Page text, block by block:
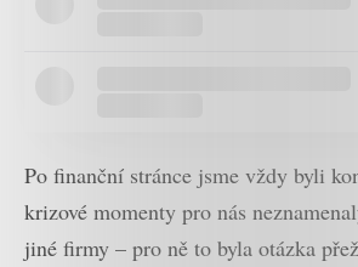
Po finanční stránce jsme vždy byli
krizové momenty pro nás
jiné firmy – pro ně to byla otázka